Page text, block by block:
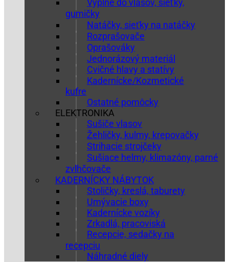
Výplne do vlasov, sieťky,
gumičky
Natáčky, sieťky na natáčky
Rozprašovače
Oprašováky
Jednorázový materiál
Cvičné hlavy a statívy
Kadernícke/Kozmetické
kufre
Ostatné pomôcky
ELEKTRONIKA
Sušiče vlasov
Žehličky, kulmy, krepovačky
Strihacie strojčeky
Sušiace helmy, klimazóny, parné
zvlhčovače
KADERNÍCKY NÁBYTOK
Stoličky, kreslá, taburety
Umývacie boxy
Kadernícke vozíky
Zrkadlá, pracoviská
Recepcie, sedačky na
recepciu
Náhradné diely